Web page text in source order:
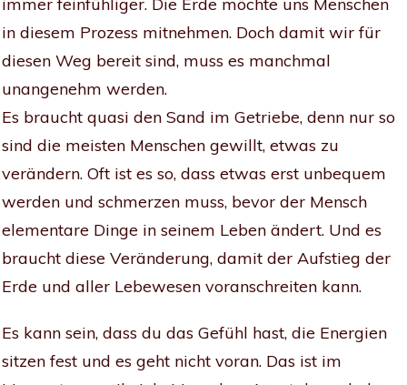
in diesem Prozess mitnehmen. Doch damit wir für
diesen Weg bereit sind, muss es manchmal
unangenehm werden.
Es braucht quasi den Sand im Getriebe, denn nur so
sind die meisten Menschen gewillt, etwas zu
verändern. Oft ist es so, dass etwas erst unbequem
werden und schmerzen muss, bevor der Mensch
elementare Dinge in seinem Leben ändert. Und es
braucht diese Veränderung, damit der Aufstieg der
Erde und aller Lebewesen voranschreiten kann.
Es kann sein, dass du das Gefühl hast, die Energien
sitzen fest und es geht nicht voran. Das ist im